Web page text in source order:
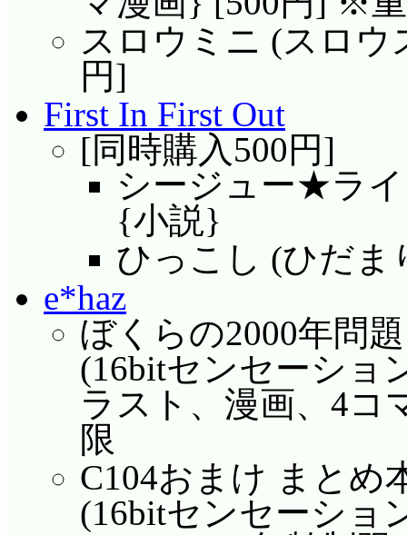
スロウミニ (スロ
円]
First In First Out
[同時購入500円]
シージュー★ラ
{小説}
ひっこし (ひだ
e*haz
ぼくらの2000年問
(16bitセンセーショ
ラスト、漫画、4
限
C104おまけ まとめ
(16bitセンセーショ